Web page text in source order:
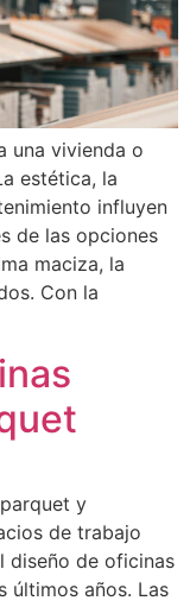
una vivienda o
estética, la
influyen
de las opciones
maciza, la
Con la
y
de trabajo
diseño de oficinas
últimos años. Las